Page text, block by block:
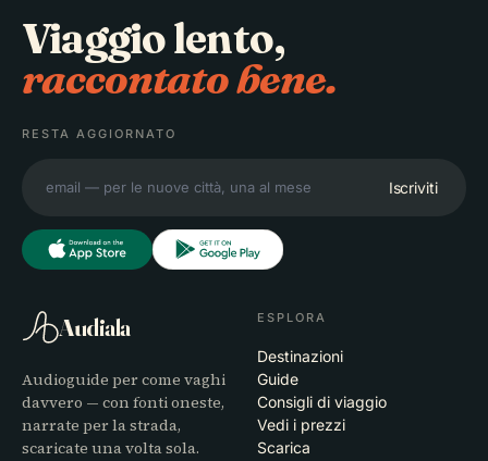
Viaggio lento,
raccontato bene.
RESTA AGGIORNATO
Iscriviti
Audiala
Audioguide per come vaghi
davvero — con fonti oneste,
narrate per la strada,
scaricate una volta sola.
ESPLORA
Destinazioni
Guide
Consigli di viaggio
Vedi i prezzi
Scarica